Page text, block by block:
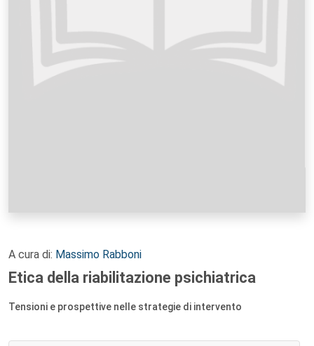
A cura di: Massimo Rabboni
Etica della riabilitazione psichiatrica
Tensioni e prospettive nelle strategie di intervento